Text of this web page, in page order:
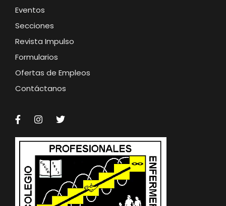
Eventos
Secciones
Revista Impulso
Formularios
Ofertas de Empleos
Contáctanos